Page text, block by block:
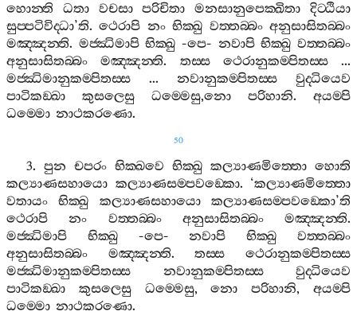
හොන‍්ති
ධතා වචසා පරිචිතා මනසානුපෙක‍්ඛිතා
දිට‍්ඨියා
සුප‍්පටිවිද‍්ධා’ති.ථෙරාපි නං භික‍්ඛු වත‍්තබ‍්බං අනුසාසිතබ‍්බං
මඤ‍්ඤන‍්ති. මජ‍්ඣිමාපි භික‍්ඛු -පෙ- නවාපි භික‍්ඛු වත‍්තබ‍්බං
අනුසාසිතබ‍්බං
මඤ‍්ඤන‍්ති. තස‍්ස ථෙරානුකම‍්පිතස‍්ස...
මජ‍්ඣිමානුකම‍්පිතස‍්ස ... නවානුකම‍්පිතස‍්ස
වුද‍්ධියෙව
පාටිකඞ‍්ඛා
කුසලෙසු ධම‍්මෙසු,නො පරිහානි. අයම‍්පි
ධම‍්මො නාථකරණො.
50
3. පුන චපරං භික‍්ඛවෙ භික‍්ඛු කල්‍යාණමිත‍්තො හොති
කල්‍යාණසහායො කල්‍යාණසම‍්පවඞ‍්කො. ‘කල්‍යාණමිත‍්තො
වතායං
භික‍්ඛු කල්‍යාණසහායො කල්‍යාණසම‍්පවඞ‍්කො’ති
ථෙරාපි
නං වත‍්තබ‍්බං අනුසාසිතබ‍්බං මඤ‍්ඤන‍්ති.
මජ‍්ඣිමාපි
භික‍්ඛු-පෙ-නවාපි භික‍්ඛු
වත‍්තබ‍්බං
අනුසාසිතබ‍්බං
මඤ‍්ඤන‍්ති.තස‍්ස
ථෙරානුකම‍්පිතස‍්ස
මජ‍්ඣිමානුකම‍්පිතස‍්ස
නවානුකම‍්පිතස‍්ස
වුද‍්ධියෙව
පාටිකඞ‍්ඛා
කුසලෙසු ධම‍්මෙසු,නො පරිහානි,අයම‍්පි
ධම‍්මො නාථකරණො.